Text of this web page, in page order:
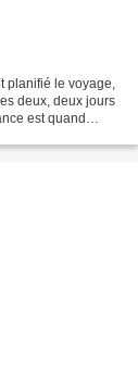
planifié le voyage,
deux, deux jours
est quand